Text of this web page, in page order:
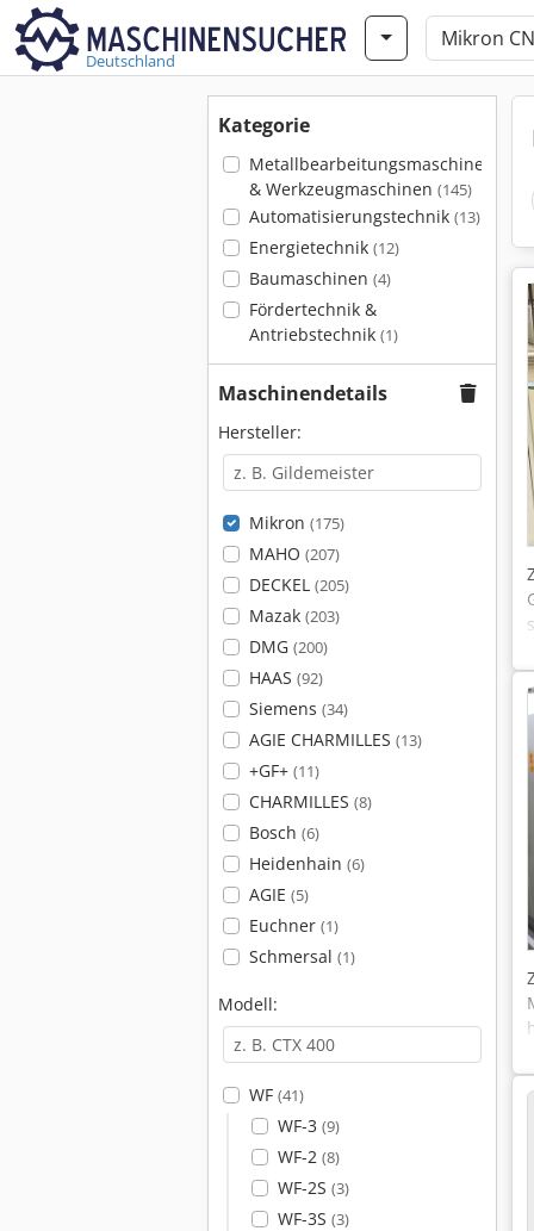
Deutschland
Kategorie
Metallbearbeitungsmaschinen
& Werkzeugmaschinen (145)
Automatisierungstechnik (13)
Energietechnik (12)
Baumaschinen (4)
Fördertechnik &
Antriebstechnik (1)
Maschinendetails
Hersteller:
Mikron (175)
MAHO (207)
DECKEL (205)
Mazak (203)
DMG (200)
HAAS (92)
Siemens (34)
AGIE CHARMILLES (13)
+GF+ (11)
CHARMILLES (8)
Bosch (6)
Heidenhain (6)
AGIE (5)
Euchner (1)
Schmersal (1)
Modell:
WF (41)
WF-3 (9)
WF-2 (8)
WF-2S (3)
WF-3S (3)